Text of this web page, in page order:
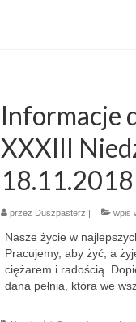
Informacje
XXXIII
przez Duszpasterz | wpis
Nasze życie w
Pracujemy, aby żyć, a
ciężarem i radością.
dana pełnia, która we